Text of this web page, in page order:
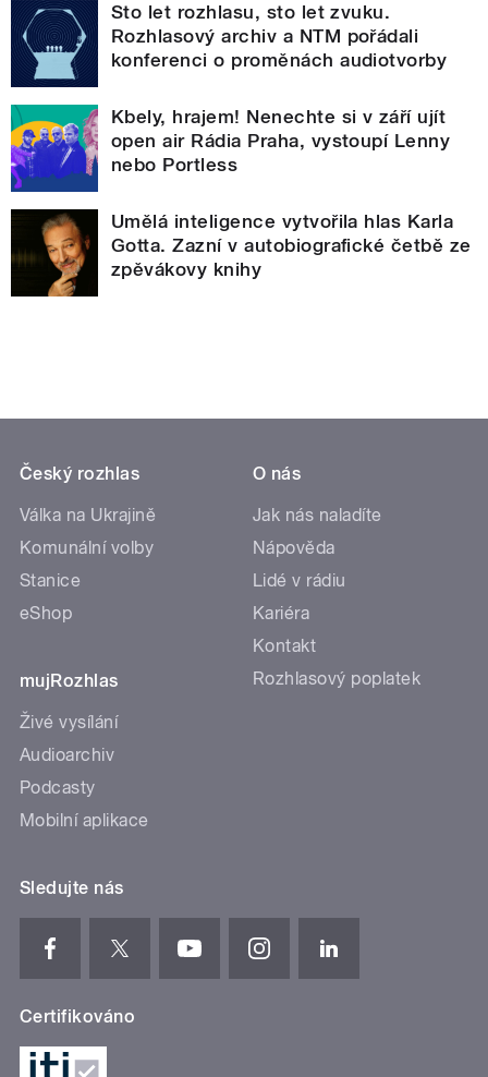
Sto let rozhlasu, sto let zvuku.
Rozhlasový archiv a NTM pořádali
konferenci o proměnách audiotvorby
Kbely, hrajem! Nenechte si v září ujít
open air Rádia Praha, vystoupí Lenny
nebo Portless
Umělá inteligence vytvořila hlas Karla
Gotta. Zazní v autobiografické četbě ze
zpěvákovy knihy
Český rozhlas
Válka na Ukrajině
Komunální volby
Stanice
eShop
mujRozhlas
Živé vysílání
Audioarchiv
Podcasty
Mobilní aplikace
O nás
Jak nás naladíte
Nápověda
Lidé v rádiu
Kariéra
Kontakt
Rozhlasový poplatek
Sledujte nás
Certifikováno